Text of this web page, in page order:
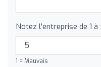
Notez l'entreprise de 1 à
1 = Mauvais